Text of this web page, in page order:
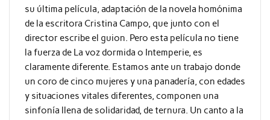
su última película, adaptación de la novela homónima
de la escritora Cristina Campo, que junto con el
director escribe el guion. Pero esta película no tiene
la fuerza de La voz dormida o Intemperie, es
claramente diferente. Estamos ante un trabajo donde
un coro de cinco mujeres y una panadería, con edades
y situaciones vitales diferentes, componen una
sinfonía llena de solidaridad, de ternura. Un canto a la